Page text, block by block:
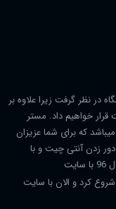
نظر گرفت زیرا علاوه بر
خواهیم داد. مستر
که برای شما عزیزان
زدن آنتی چیت و با
کرد و الان با سایت